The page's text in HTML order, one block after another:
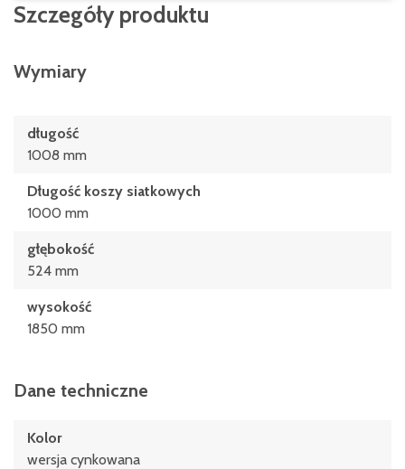
Szczegóły produktu
Wymiary
długość
1008 mm
Długość koszy siatkowych
1000 mm
głębokość
524 mm
wysokość
1850 mm
Dane techniczne
Kolor
wersja cynkowana